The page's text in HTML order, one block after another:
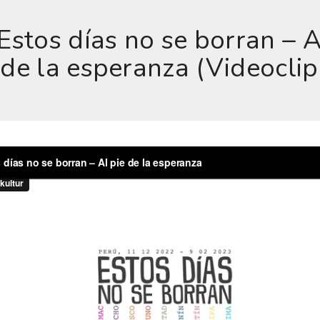
días no se borran –
la esperanza